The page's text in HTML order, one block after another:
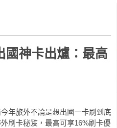
國神卡出爐：最高
年旅外不論是想出國一卡刷到底
刷卡秘笈，最高可享16%刷卡優